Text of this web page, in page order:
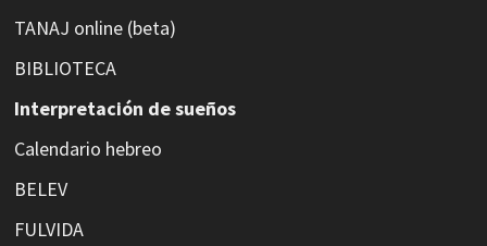
TANAJ online (beta)
BIBLIOTECA
Interpretación de sueños
Calendario hebreo
BELEV
FULVIDA